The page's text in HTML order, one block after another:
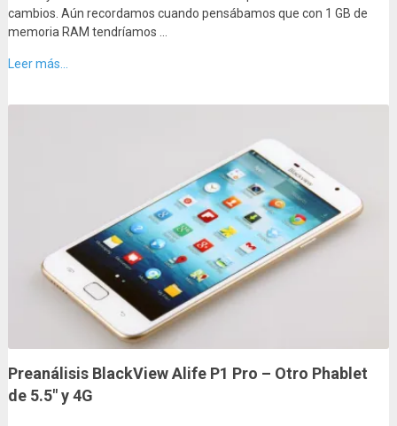
cambios. Aún recordamos cuando pensábamos que con 1 GB de
memoria RAM tendríamos …
Leer más...
Preanálisis BlackView Alife P1 Pro – Otro Phablet
de 5.5″ y 4G